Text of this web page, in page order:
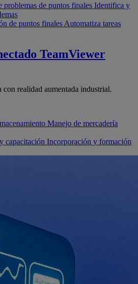
problemas de puntos finales Identifica y
de puntos finales Automatiza tareas
TeamViewer
realidad aumentada industrial.
Manejo de mercadería
capacitación Incorporación y formación